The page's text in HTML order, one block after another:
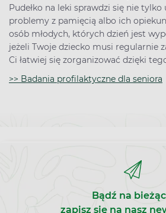
Pudełko na leki sprawdzi się nie
problemy z pamięcią albo ich
osób młodych, których dzień jest
jeżeli Twoje dziecko musi regularnie
Ci łatwiej się zorganizować dzięki
>> Badania profilaktyczne dla seniora
Bądź na
zapisz się na nasz